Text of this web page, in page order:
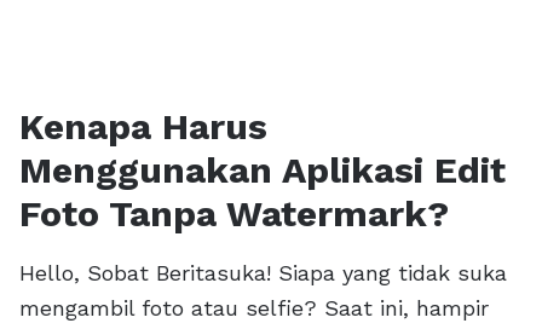
Kenapa Harus
Menggunakan Aplikasi Edit
Foto Tanpa Watermark?
Hello, Sobat Beritasuka! Siapa yang tidak suka
mengambil foto atau selfie? Saat ini, hampir